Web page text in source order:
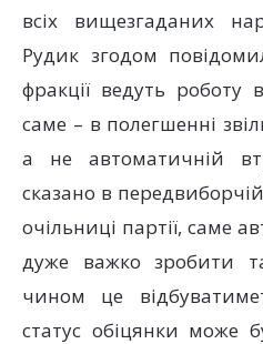
всіх вищезгаданих
Рудик згодом
фракції ведуть
саме – в полегшенні
а не автоматичній
сказано в
очільниці партії, саме
дуже важко зробити
чином це
статус обіцянки може